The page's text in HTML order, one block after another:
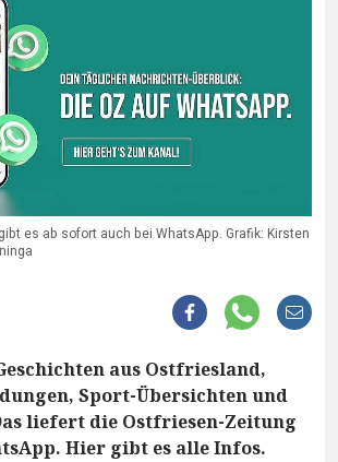
es ab sofort auch bei WhatsApp. Grafik: Kirsten
aus Ostfriesland,
Sport-Übersichten und
liefert die Ostfriesen-Zeitung
Hier gibt es alle Infos.